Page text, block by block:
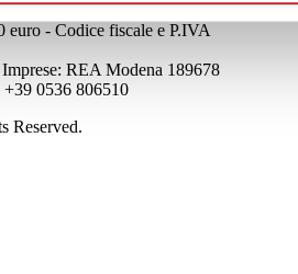
Sassuolo (MO) - Italy
euro - Codice fiscale e P.IVA
REA Modena 189678
0536 806510
Reserved.